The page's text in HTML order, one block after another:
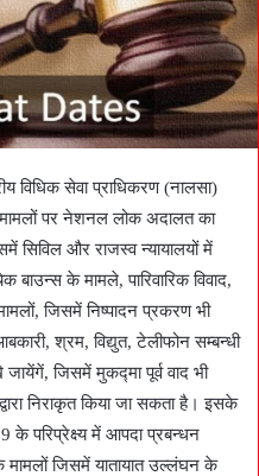
विधिक सेवा प्राधिकरण (नालसा)
मामलों पर नेशनल लोक अदालत का
सिविल और राजस्व न्यायालयों में
बाउन्स के मामले, पारिवारिक विवाद,
जिसमें निष्पादन प्रकरण भी
श्रम, विद्युत, टेलीफोन सम्बन्धी
जिसमें मुकद्मा पूर्व वाद भी
निराकृत किया जा सकता है। इसके
के परिप्रेक्ष्य में आपदा प्रबन्धन
जिसमें यातायात उल्लंघन के